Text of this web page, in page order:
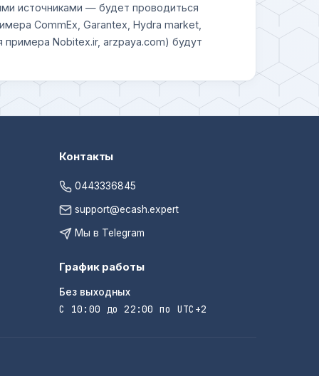
источниками — будет проводиться
CommEx, Garantex, Hydra market,
примера Nobitex.ir, arzpaya.com) будут
Контакты
0443336845
support@ecash.expert
Мы в Telegram
График работы
Без выходных
С 10:00 до 22:00 по UTC+2